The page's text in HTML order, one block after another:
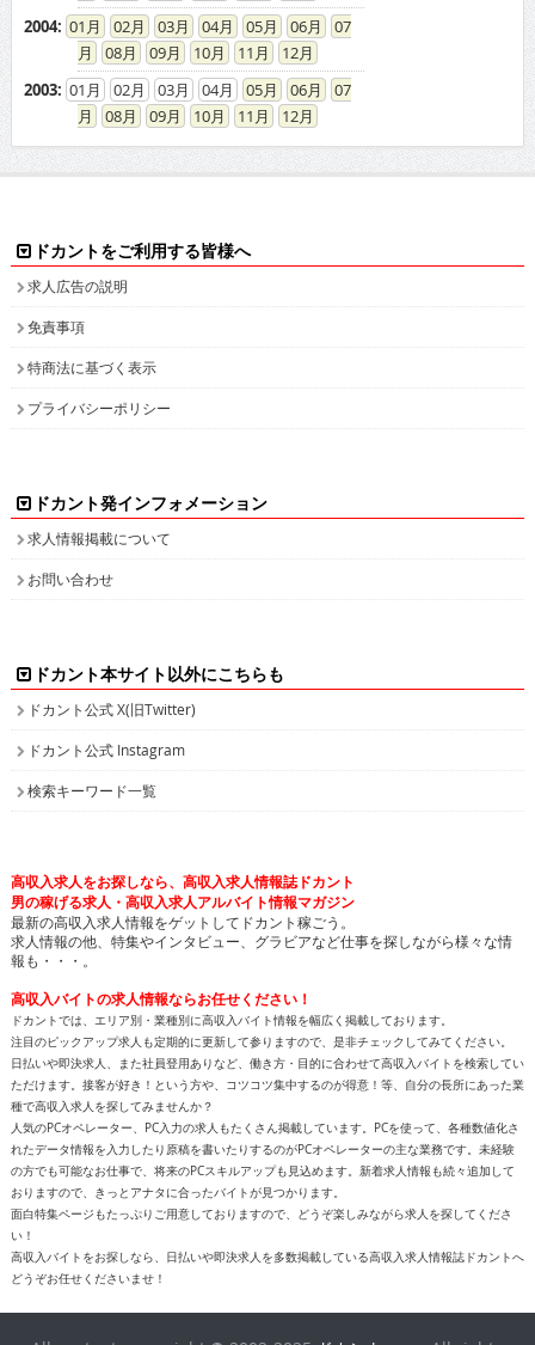
2004: 01 02 03 04 05 06
07
08
09 10 11
12
2003: 01 02 03 04 05 06
07
08
09 10 11 12
ドカントをご利用する皆様へ
求人広告の説明
免責事項
特商法に基づく表示
プライバシーポリシー
ドカント発インフォメーション
求人情報掲載について
お問い合わせ
ドカント本サイト以外にこちらも
ドカント公式 X(旧Twitter)
ドカント公式 Instagram
検索キーワード一覧
高収入求人をお探しなら、高収入求人情報誌ドカント
男の稼げる求人・高収入求人アルバイト情報マガジン
最新の高収入求人情報をゲットしてドカント稼ごう。
求人情報の他、特集やインタビュー、グラビアなど仕事を探しながら様々な情
報も・・・。
高収入バイトの求人情報ならお任せください！
ドカントでは、エリア別・業種別に高収入バイト情報を幅広く掲載しております。
注目のピックアップ求人も定期的に更新して参りますので、是非チェックしてみてください。
日払いや即決求人、また社員登用ありなど、働き方・目的に合わせて高収入バイトを検索してい
ただけます。接客が好き！という方や、コツコツ集中するのが得意！等、自分の長所にあった業
種で高収入求人を探してみませんか？
人気のPCオペレーター、PC入力の求人もたくさん掲載しています。PCを使って、各種数値化さ
れたデータ情報を入力したり原稿を書いたりするのがPCオペレーターの主な業務です。未経験
の方でも可能なお仕事で、将来のPCスキルアップも見込めます。新着求人情報も続々追加して
おりますので、きっとアナタに合ったバイトが見つかります。
面白特集ページもたっぷりご用意しておりますので、どうぞ楽しみながら求人を探してくださ
い！
高収入バイトをお探しなら、日払いや即決求人を多数掲載している高収入求人情報誌ドカントへ
どうぞお任せくださいませ！